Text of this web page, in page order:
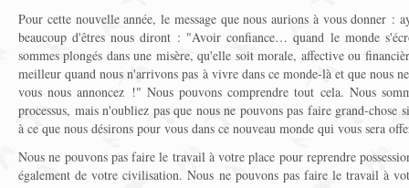
Pour cette nouvelle année, le message que nous aurions à vous donner :
beaucoup d'êtres nous diront : "Avoir confiance… quand le monde
sommes plongés dans une misère, qu'elle soit morale, affective ou
meilleur quand nous n'arrivons pas à vivre dans ce monde-là et que nous
vous nous annoncez !" Nous pouvons comprendre tout cela. Nous
processus, mais n'oubliez pas que nous ne pouvons pas faire grand-chose
à ce que nous désirons pour vous dans ce nouveau monde qui vous sera
Nous ne pouvons pas faire le travail à votre place pour reprendre
également de votre civilisation. Nous ne pouvons pas faire le travail à